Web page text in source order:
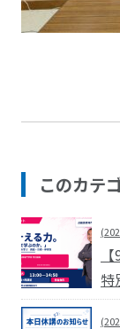
このカテ
特